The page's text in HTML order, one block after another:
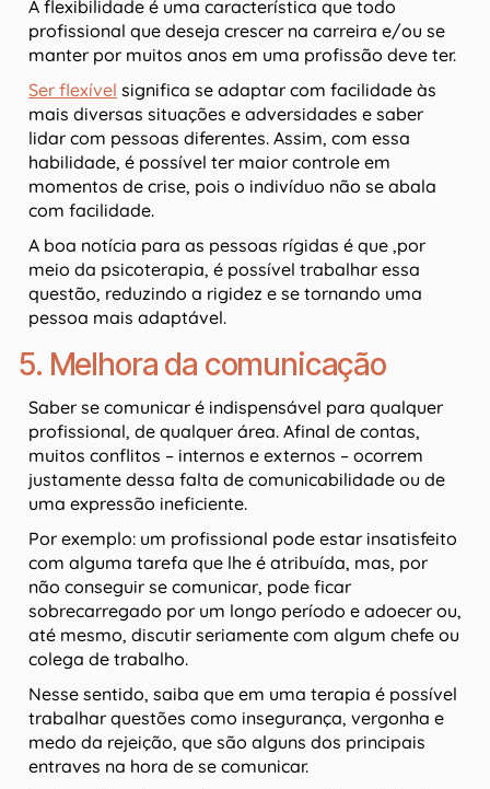
A flexibilidade é uma característica que todo
profissional que deseja crescer na carreira e/ou se
manter por muitos anos em uma profissão deve ter.
Ser flexível significa se adaptar com facilidade às
mais diversas situações e adversidades e saber
lidar com pessoas diferentes. Assim, com essa
habilidade, é possível ter maior controle em
momentos de crise, pois o indivíduo não se abala
com facilidade.
A boa notícia para as pessoas rígidas é que ,por
meio da psicoterapia, é possível trabalhar essa
questão, reduzindo a rigidez e se tornando uma
pessoa mais adaptável.
5. Melhora da comunicação
Saber se comunicar é indispensável para qualquer
profissional, de qualquer área. Afinal de contas,
muitos conflitos – internos e externos – ocorrem
justamente dessa falta de comunicabilidade ou de
uma expressão ineficiente.
Por exemplo: um profissional pode estar insatisfeito
com alguma tarefa que lhe é atribuída, mas, por
não conseguir se comunicar, pode ficar
sobrecarregado por um longo período e adoecer ou,
até mesmo, discutir seriamente com algum chefe ou
colega de trabalho.
Nesse sentido, saiba que em uma terapia é possível
trabalhar questões como insegurança, vergonha e
medo da rejeição, que são alguns dos principais
entraves na hora de se comunicar.